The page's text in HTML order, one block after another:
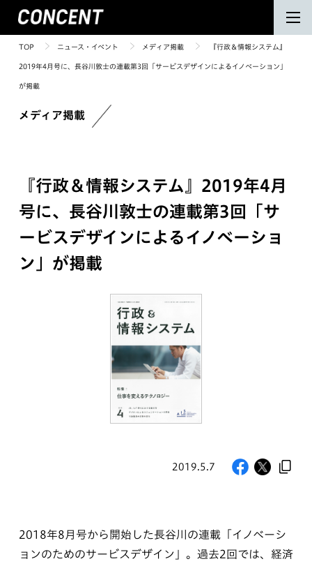
TOP ニュース・イベント メディア掲載 『行政＆情報システム』
2019年4月号に、長谷川敦士の連載第3回「サービスデザインによるイノベーション」
が掲載
メディア掲載
『行政＆情報システム』2019年4月
号に、長谷川敦士の連載第3回「サ
ービスデザインによるイノベーショ
ン」が掲載
2019.5.7
2018年8月号から開始した長谷川の連載「イノベーシ
ョンのためのサービスデザイン」。過去2回では、経済